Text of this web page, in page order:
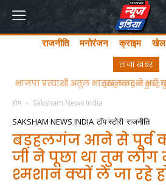
राजनीति मनोरंजन क्राइम खेल
ताजा खबर
होम Saksham News India
SAKSHAM NEWS INDIA टॉप स्टोरी राजनीति
बड़हलगंज आने से पूर्व
जी ने पूछा था तुम
श्मशान क्यों ले जा रहे